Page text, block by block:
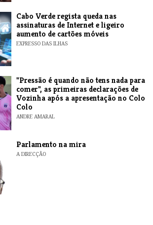
Cabo Verde regista queda nas
assinaturas de Internet e ligeiro
aumento de cartões móveis
EXPRESSO DAS ILHAS
"Pressão é quando não tens nada para
comer", as primeiras declarações de
Vozinha após a apresentação no Colo
Colo
ANDRE AMARAL
Parlamento na mira
A DIRECÇÃO